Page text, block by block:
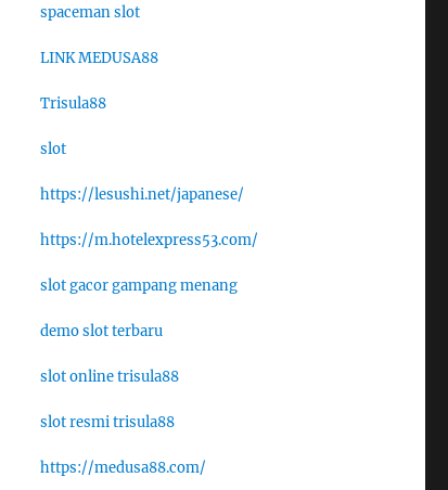
spaceman slot
LINK MEDUSA88
Trisula88
slot
https://lesushi.net/japanese/
https://m.hotelexpress53.com/
slot gacor gampang menang
demo slot terbaru
slot online trisula88
slot resmi trisula88
https://medusa88.com/